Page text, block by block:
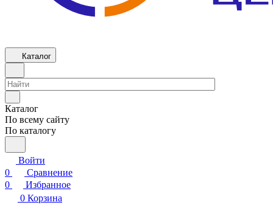
Каталог
Каталог
По всему сайту
По каталогу
Войти
0
Сравнение
0
Избранное
0 Корзина